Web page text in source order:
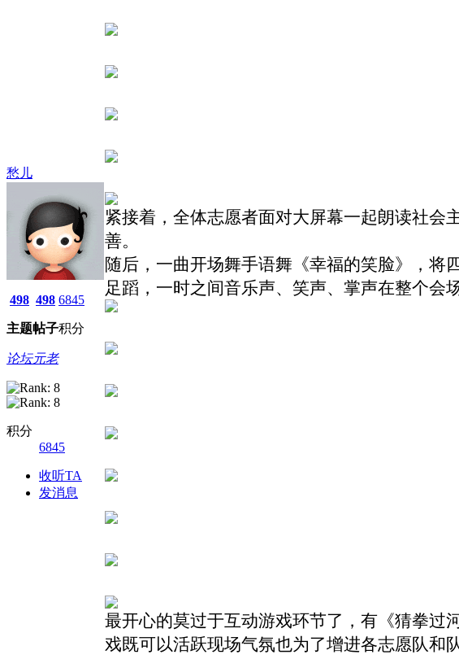
愁儿
498
主题
498
帖子
6845
积分
论坛元老
积分
6845
收听TA
发消息
紧接着，全体志愿者面对大屏幕一起朗读社会
善。
随后， 一曲开场舞手语舞《幸福的笑脸》，将
足蹈，一时之间音乐声、笑声、掌声在整个会
最开心的莫过于互动游戏环节了，有《猜拳过
戏既可以活跃现场气氛也为了增进各志愿队和